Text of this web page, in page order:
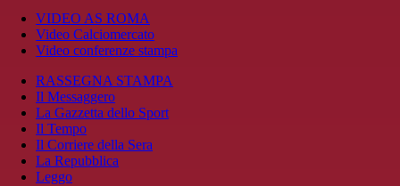
VIDEO AS ROMA
Video Calciomercato
Video conferenze stampa
RASSEGNA STAMPA
Il Messaggero
La Gazzetta dello Sport
Il Tempo
Il Corriere della Sera
La Repubblica
Leggo